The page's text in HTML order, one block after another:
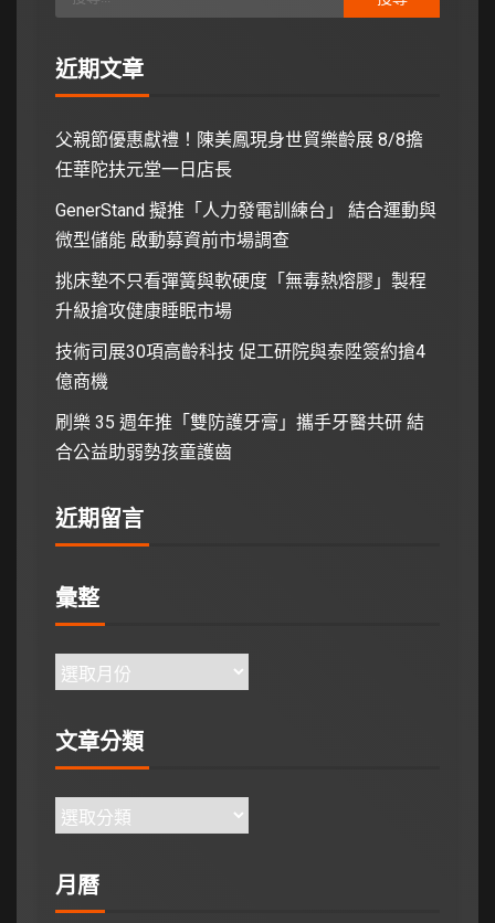
近期文章
父親節優惠獻禮！陳美鳳現身世貿樂齡展 8/8擔
任華陀扶元堂一日店長
GenerStand 擬推「人力發電訓練台」 結合運動與
微型儲能 啟動募資前市場調查
挑床墊不只看彈簧與軟硬度「無毒熱熔膠」製程
升級搶攻健康睡眠市場
技術司展30項高齡科技 促工研院與泰陞簽約搶4
億商機
刷樂 35 週年推「雙防護牙膏」攜手牙醫共研 結
合公益助弱勢孩童護齒
近期留言
彙整
文章分類
月曆